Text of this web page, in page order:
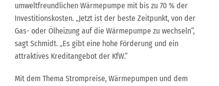
umweltfreundlichen Wärmepumpe mit bis zu 70 % der
Investitionskosten. „Jetzt ist der beste Zeitpunkt, von der
Gas- oder Ölheizung auf die Wärmepumpe zu wechseln“,
sagt Schmidt. „Es gibt eine hohe Förderung und ein
attraktives Kreditangebot der KfW.“
Mit dem Thema Strompreise, Wärmepumpen und dem